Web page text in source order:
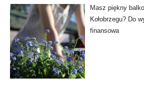
Masz piękny
Kołobrzegu? Do
finansowa